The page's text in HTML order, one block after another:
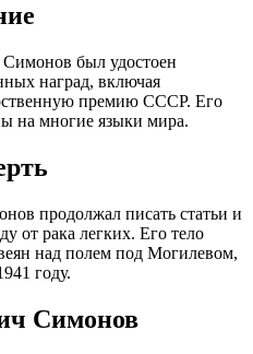
Симонов был удостоен
наград, включая
премию СССР. Его
на многие языки мира.
продолжал писать статьи и
от рака легких. Его тело
над полем под Могилевом,
году.
Симонов